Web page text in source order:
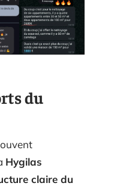
du
Hygilas
claire du